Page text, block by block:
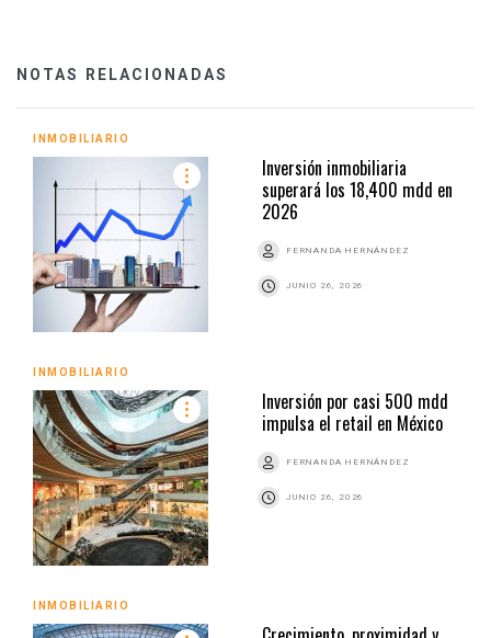
NOTAS RELACIONADAS
INMOBILIARIO
Inversión inmobiliaria
superará los 18,400 mdd en
2026
FERNANDA HERNÁNDEZ
JUNIO 26, 2026
INMOBILIARIO
Inversión por casi 500 mdd
impulsa el retail en México
FERNANDA HERNÁNDEZ
JUNIO 26, 2026
INMOBILIARIO